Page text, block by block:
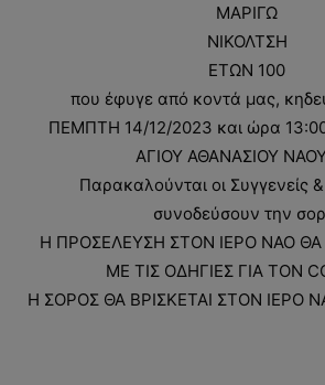
ΜΑΡΙΓΩ
ΝΙΚΟΛΤΣΗ
ΕΤΩΝ 100
που έφυγε από κοντά μας,
ΠΕΜΠΤΗ 14/12/2023 και ώρα
ΑΓΙΟΥ ΑΘΑΝΑΣΙΟΥ
Παρακαλούνται οι Συγγενείς
συνοδεύσουν την
Η ΠΡΟΣΕΛΕΥΣΗ ΣΤΟΝ ΙΕΡΟ ΝΑΟ ΘΑ
ΜΕ ΤΙΣ ΟΔΗΓΙΕΣ ΓΙΑ ΤΟΝ
Η ΣΟΡΟΣ ΘΑ ΒΡΙΣΚΕΤΑΙ ΣΤΟΝ ΙΕΡΟ